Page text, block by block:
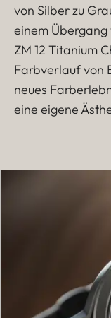
von Silber zu
einem Übergang
ZM 12 Titanium
Farbverlauf von
neues
eine eigene